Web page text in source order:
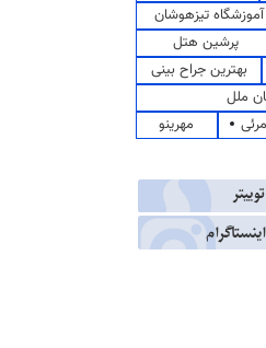
آموزشگاه تیزهوشان
پرشین هتل
بهترین جراح بینی
ملل
مهرینو